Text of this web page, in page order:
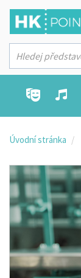
Úvodní stránka